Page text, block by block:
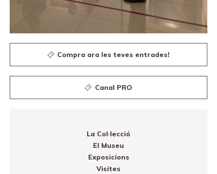
Compra ara les teves entrades!
Canal PRO
La Col·lecció
El Museu
Exposicions
Visites